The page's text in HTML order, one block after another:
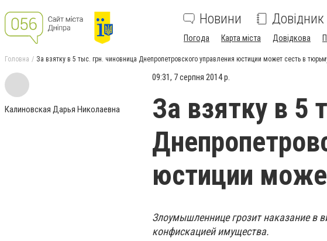
Новини Довідник
Погода Карта міста Довідкова
Головна За взятку в 5 тыс. грн. чиновница Днепропетровского управления юстиции может сесть в
Калиновская Дарья Николаевна
09:31, 7 серпня 2014 р.
За взятку в 5
юстиции
Злоумышленнице грозит наказание в
конфискацией имущества.